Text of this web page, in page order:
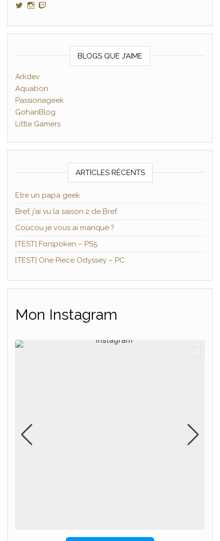
Voir le profil de GamerAltris sur Twitter
Voir le profil de GamerAltris sur Instagram
BLOGS QUE J’AIME
Arkdev
Aquabon
Passionageek
GohanBlog
Little Gamers
ARTICLES RÉCENTS
Etre un papa geek
Bref, j’ai vu la saison 2 de Bref.
Coucou je vous ai manqué ?
[TEST] Forspoken – PS5
[TEST] One Piece Odyssey – PC
Mon Instagram